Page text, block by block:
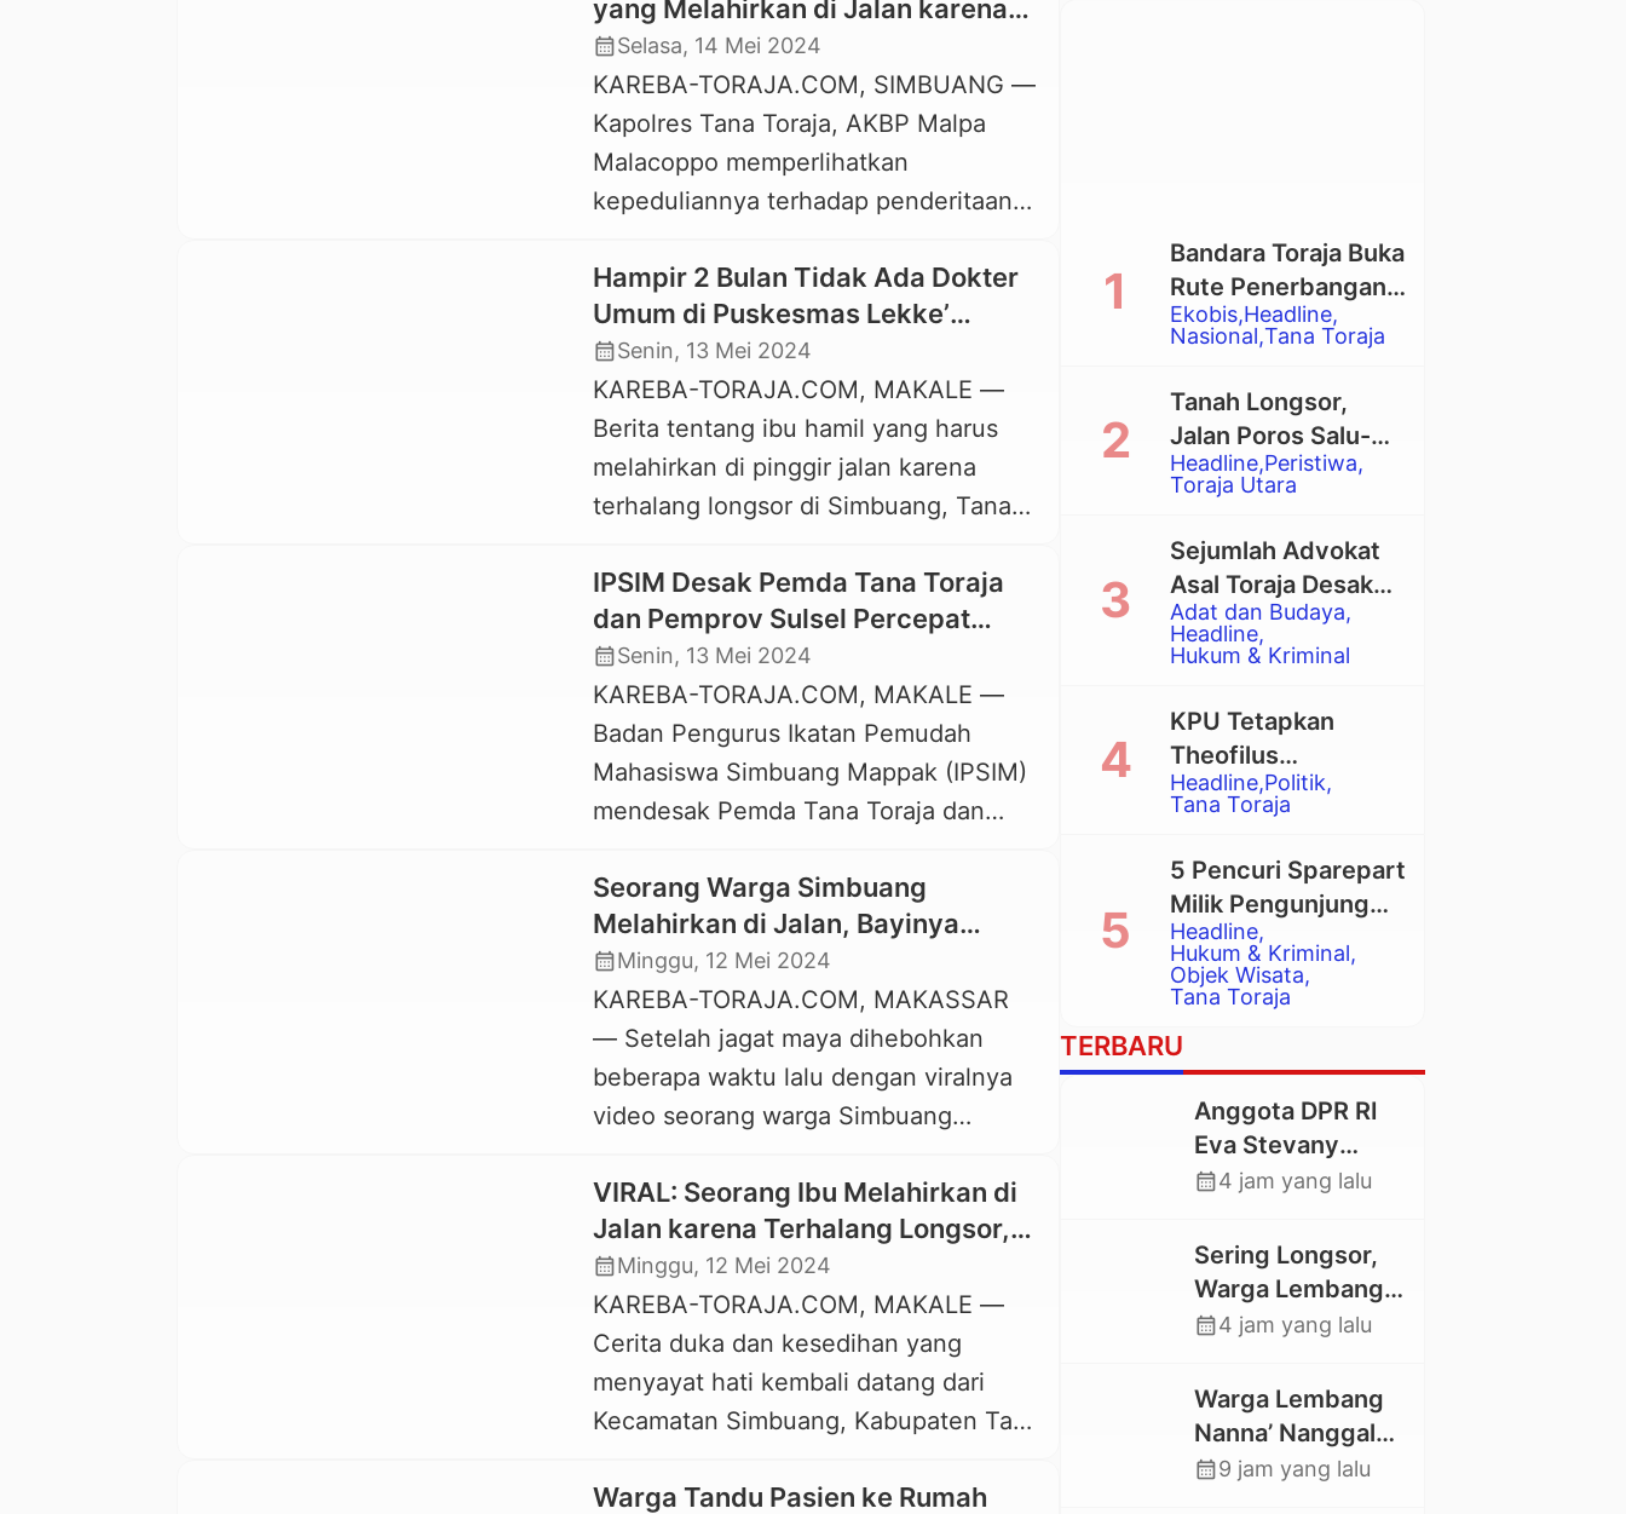
yang Melahirkan di Jalan karena
Terhalang Longsor Sudah Bisa
Tersenyum
calendar_monthSelasa, 14 Mei 2024
KAREBA-TORAJA.COM, SIMBUANG —
Kapolres Tana Toraja, AKBP Malpa
Malacoppo memperlihatkan
kepeduliannya terhadap penderitaan
Ambe’ Almi, warga Simbuang, yang
beberapa waktu lalu mengalami
musibah. Kapolres mengutus Kasat
Reskrim, Iptu Slamet Rahardjo dan
Kapolsek Simbuang, Iptu Constantinus
bersama personil Polres Tana Toraja
untuk mengunjungi Indo’ Almi yang
Hampir 2 Bulan Tidak Ada Dokter
Umum di Puskesmas Lekke’
Simbuang, Tana Toraja
calendar_monthSenin, 13 Mei 2024
KAREBA-TORAJA.COM, MAKALE —
Berita tentang ibu hamil yang harus
melahirkan di pinggir jalan karena
terhalang longsor di Simbuang, Tana
Namun, selain karena terhalang tanah
longsor saat hendak dirujuk ke Makale,
Tana Toraja, ada fakta baru yang
terkuak. Ternyata selama kurang lebih
dua bulan terakhir, tidak ada dokter
umum yang melayani […]
IPSIM Desak Pemda Tana Toraja
dan Pemprov Sulsel Percepat
Penanganan Longsor di Simbuang
calendar_monthSenin, 13 Mei 2024
KAREBA-TORAJA.COM, MAKALE —
Badan Pengurus Ikatan Pemudah
Mahasiswa Simbuang Mappak (IPSIM)
mendesak Pemda Tana Toraja dan
penganan akses jalan ke Simbuang
dan Mappak pasca bencana tanah
longsor, yang terjadi sejak sebulan
yang lalu. Untuk diketahui, status jalan
poros Simbuang-Mappak adalah jalan
provinsi. Namun, masyarakat yang
mendiami kedua kecamatan tersebut
Seorang Warga Simbuang
Melahirkan di Jalan, Bayinya
Meninggal, IPPEMSI: Pemprov
Sulsel Harus Bertanggungjawab
calendar_monthMinggu, 12 Mei 2024
KAREBA-TORAJA.COM, MAKASSAR
— Setelah jagat maya dihebohkan
beberapa waktu lalu dengan viralnya
video seorang warga Simbuang
akses jalan yang tidak bisa dilalaui
ambulance, kini nasib naas kembali
dirasakan oleh warga Simbuang,
seorang Ibu (MA) terpaksa menepih di
pinggir jalan poros untuk melahirkan
karena jalan yang biasanya dilalui oleh
kendaraan belum […]
VIRAL: Seorang Ibu Melahirkan di
Jalan karena Terhalang Longsor,
Bayinya Meninggal
calendar_monthMinggu, 12 Mei 2024
KAREBA-TORAJA.COM, MAKALE —
Cerita duka dan kesedihan yang
menyayat hati kembali datang dari
Kecamatan Simbuang, Kabupaten Tana
2024, seorang ibu hamil bernama Indo’
Warga Tandu Pasien ke Rumah
Ekobis Headline
Nasional Tana Toraja
Bandara Toraja Buka
Rute Penerbangan
Langsung Toraja-
Balikpapan
Headline Peristiwa
Toraja Utara
Tanah Longsor,
Jalan Poros Salu-
Dende’ Tertutup
Total
Adat dan Budaya
Headline
Hukum & Kriminal
Sejumlah Advokat
Asal Toraja Desak
Mahkamah Agung
Larang Penggunaan
Eksekusi Rumah
Adat Tongkonan
Headline Politik
Tana Toraja
KPU Tetapkan
Theofilus
Allorerung dan
Zadrak Tombe
sebagai Bupati dan
Wakil Bupati Tana
Toraja Terpilih
Headline
Hukum & Kriminal
Objek Wisata
Tana Toraja
5 Pencuri Sparepart
Milik Pengunjung
Objek Wisata
Pango-Pango
Ditangkap Polisi
TERBARU
Anggota DPR RI
Eva Stevany
Rataba Salurkan
Warga Terdampak
Longsor di Buntu
Pepasan
calendar_month4 jam yang lalu
Sering Longsor,
Warga Lembang
Gasing Swadaya
Deker dan Talut
Jalan
Penghubung
calendar_month4 jam yang lalu
Warga Lembang
Nanna’ Nanggala,
Swadaya Cor
calendar_month9 jam yang lalu